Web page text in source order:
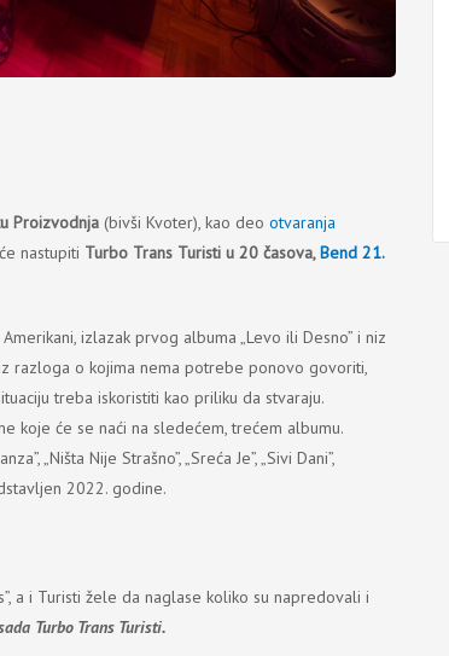
Proizvodnja (bivši Kvoter), kao deo otvaranja
nastupiti Turbo Trans Turisti u 20 časova,Bend 21.
izlazak prvog albuma „Levo ili Desno” i niz
razloga o kojima nema potrebe ponovo govoriti,
treba iskoristiti kao priliku da stvaraju.
koje će se naći na sledećem, trećem albumu.
„Ništa Nije Strašno”, „Sreća Je”, „Sivi Dani”,
2022. godine.
a i Turisti žele da naglase koliko su napredovali i
Turbo Trans Turisti.